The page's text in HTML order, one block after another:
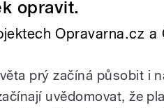
opravit.
Opravarna.cz a
prý začíná působit i
uvědomovat, že